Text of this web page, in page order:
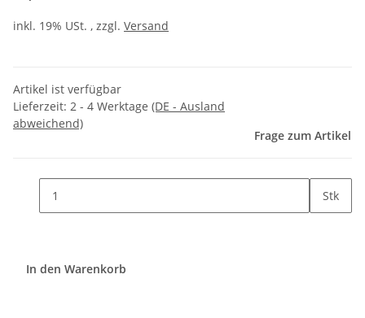
inkl. 19% USt. , zzgl. Versand
Artikel ist verfügbar
Lieferzeit: 2 - 4 Werktage (DE - Ausland
abweichend)
Frage zum Artikel
Stk
In den Warenkorb